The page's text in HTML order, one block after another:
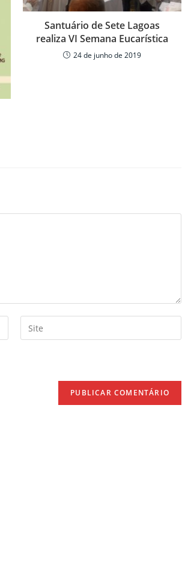
Santuário de Sete Lagoas
realiza VI Semana Eucarística
24 de junho de 2019
Enter
your